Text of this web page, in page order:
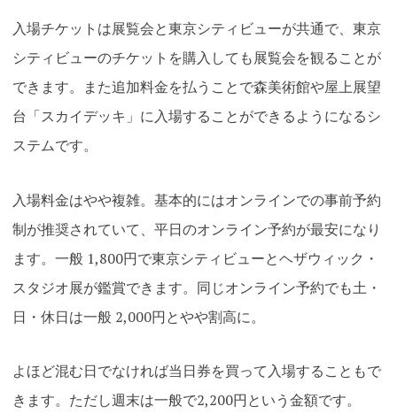
入場チケットは展覧会と東京シティビューが共通で、東京
シティビューのチケットを購入しても展覧会を観ることが
できます。また追加料金を払うことで森美術館や屋上展望
台「スカイデッキ」に入場することができるようになるシ
ステムです。
入場料金はやや複雑。基本的にはオンラインでの事前予約
制が推奨されていて、平日のオンライン予約が最安になり
ます。一般 1,800円で東京シティビューとヘザウィック・
スタジオ展が鑑賞できます。同じオンライン予約でも土・
日・休日は一般 2,000円とやや割高に。
よほど混む日でなければ当日券を買って入場することもで
きます。ただし週末は一般で2,200円という金額です。